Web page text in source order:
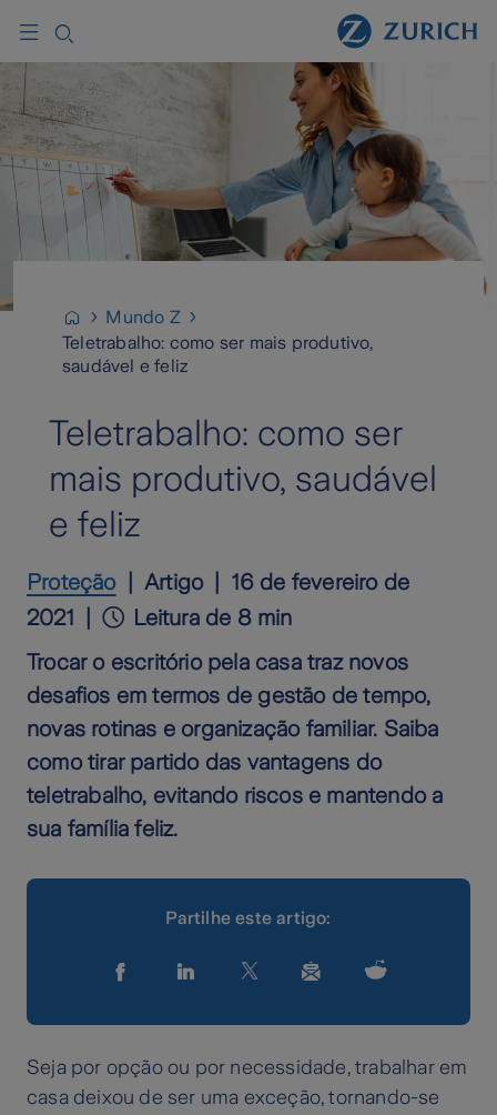
Mundo Z
Teletrabalho: como ser mais produtivo,
saudável e feliz
Teletrabalho: como ser
mais produtivo, saudável
e feliz
Proteção Artigo
16 de fevereiro de
2021
Leitura de 8 min
Trocar o escritório pela casa traz novos
desafios em termos de gestão de tempo,
novas rotinas e organização familiar. Saiba
como tirar partido das vantagens do
teletrabalho, evitando riscos e mantendo a
sua família feliz.
Partilhe este artigo:
Seja por opção ou por necessidade, trabalhar em
casa deixou de ser uma exceção, tornando-se